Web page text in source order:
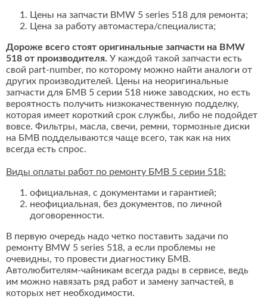
Цены на запчасти BMW 5 series 518 для ремонта;
Цена за работу автомастера/специалиста;
Дороже всего стоят оригинальные запчасти на BMW
518 от производителя. У каждой такой запчасти есть
свой part-number, по которому можно найти аналоги от
других производителей. Цены на неоригинальные
запчасти для БМВ 5 серии 518 ниже заводских, но есть
вероятность получить низкокачественную подделку,
которая имеет короткий срок службы, либо не подойдет
вовсе. Фильтры, масла, свечи, ремни, тормозные диски
на БМВ подделываются чаще всего, так как на них
всегда есть спрос.
Виды оплаты работ по ремонту БМВ 5 серии 518:
официальная, с документами и гарантией;
неофициальная, без документов, по личной
договоренности.
В первую очередь надо четко поставить задачи по
ремонту BMW 5 series 518, а если проблемы не
очевидны, то провести диагностику БМВ.
Автолюбителям-чайникам всегда рады в сервисе, ведь
им можно навязать ряд работ и замену запчастей, в
которых нет необходимости.